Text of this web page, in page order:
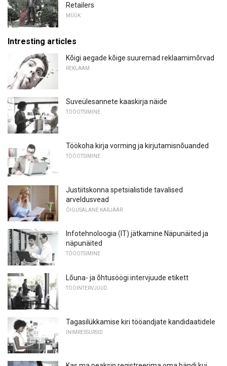
Retailers
MÜÜK
Intresting articles
Kõigi aegade kõige suuremad reklaamimõrvad
REKLAAM
Suveülesannete kaaskirja näide
TÖÖOTSIMINE
Töökoha kirja vorming ja kirjutamisnõuanded
TÖÖOTSIMINE
Justiitskonna spetsialistide tavalised
arveldusvead
ÕIGUSALANE KARJÄÄR
Infotehnoloogia (IT) jätkamine Näpunäited ja
näpunäited
TÖÖOTSIMINE
Lõuna- ja õhtusöögi intervjuude etikett
TÖÖINTERVJUUD
Tagasilükkamise kiri tööandjate kandidaatidele
INIMRESSURSID